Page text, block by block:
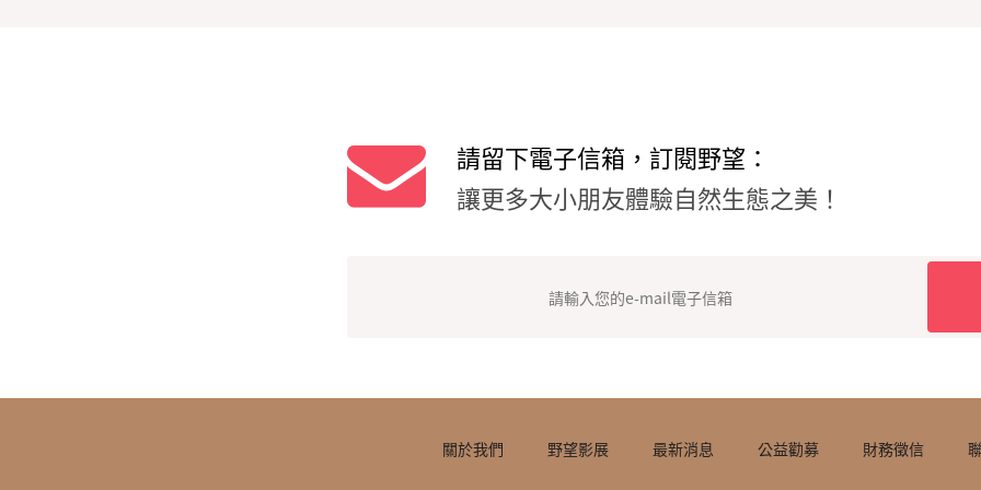
請留下電子信箱，訂閱野望：
讓更多大小朋友體驗自然生態之美！
關於我們 野望影展 最新消息 公益勸募 財務徵信